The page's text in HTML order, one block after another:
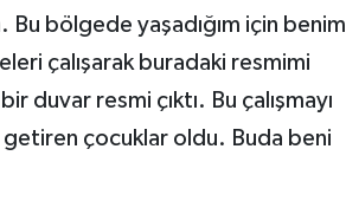
Bu bölgede yaşadığım için benim
çalışarak buradaki resmimi
resmi çıktı. Bu çalışmayı
getiren çocuklar oldu. Buda beni